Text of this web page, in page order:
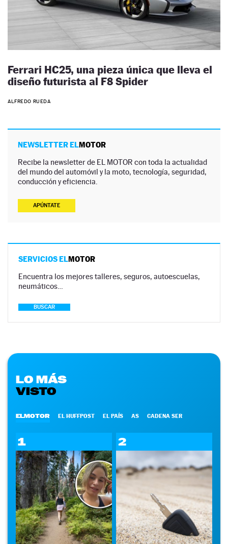
Ferrari HC25, una pieza única que lleva el
diseño futurista al F8 Spider
ALFREDO RUEDA
NEWSLETTER ELMOTOR
Recibe la newsletter de EL MOTOR con toda la actualidad
del mundo del automóvil y la moto, tecnología, seguridad,
conducción y eficiencia.
APÚNTATE
SERVICIOS ELMOTOR
Encuentra los mejores talleres, seguros, autoescuelas,
neumáticos…
BUSCAR
LO MÁS
VISTO
ELMOTOR EL HUFFPOST EL PAÍS AS CADENA SER
1 2